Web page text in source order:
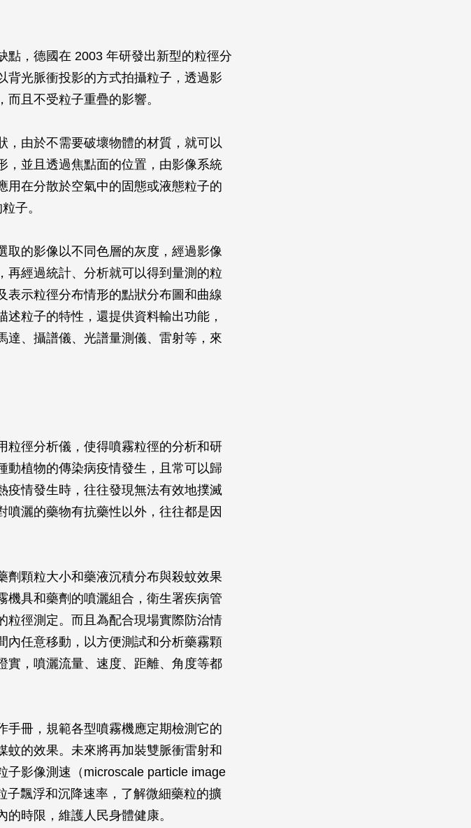
點，德國在 2003 年研發出新型的粒徑分
背光脈衝投影的方式拍攝粒子，透過影
且不受粒子重疊的影響。
，由於不需要破壞物體的材質，就可以
，並且透過焦點面的位置，由影像系統
用在分散於空氣中的固態或液態粒子的
子。
取的影像以不同色層的灰度，經過影像
再經過統計、分析就可以得到量測的粒
表示粒徑分布情形的點狀分布圖和曲線
粒子的特性，還提供資料輸出功能，
達、攝譜儀、光譜量測儀、雷射等，來
粒徑分析儀，使得噴霧粒徑的分析和研
動植物的傳染病疫情發生，且常可以歸
疫情發生時，往往發現無法有效地撲滅
灑的藥物有抗藥性以外，往往都是因
劑顆粒大小和藥液沉積分布與殺蚊效果
機具和藥劑的噴灑組合，衛生署疾病管
粒徑測定。而且為配合現場實際防治情
內任意移動，以方便測試和分析藥霧顆
實，噴灑流量、速度、距離、角度等都
手冊，規範各型噴霧機應定期檢測它的
蚊的效果。未來將再加裝雙脈衝雷射和
子影像測速（microscale particle image
子飄浮和沉降速率，了解微細藥粒的擴
時限，維護人民身體健康。